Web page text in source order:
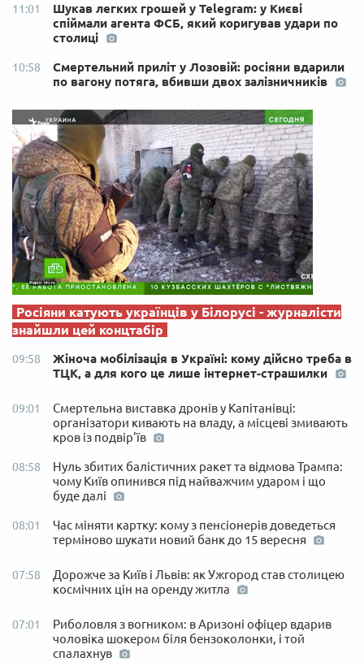
11:01
Шукав легких грошей у Telegram: у Києві
спіймали агента ФСБ, який коригував удари по
столиці
10:58
Смертельний приліт у Лозовій: росіяни вдарили
по вагону потяга, вбивши двох залізничників
Росіяни катують українців у Білорусі - журналісти
знайшли цей концтабір
09:58
Жіноча мобілізація в Україні: кому дійсно треба в
ТЦК, а для кого це лише інтернет-страшилки
09:01
Смертельна виставка дронів у Капітанівці:
організатори кивають на владу, а місцеві змивають
кров із подвір'їв
08:58
Нуль збитих балістичних ракет та відмова Трампа:
чому Київ опинився під найважчим ударом і що
буде далі
08:01
Час міняти картку: кому з пенсіонерів доведеться
терміново шукати новий банк до 15 вересня
07:58
Дорожче за Київ і Львів: як Ужгород став столицею
космічних цін на оренду житла
07:01
Риболовля з вогником: в Аризоні офіцер вдарив
чоловіка шокером біля бензоколонки, і той
спалахнув